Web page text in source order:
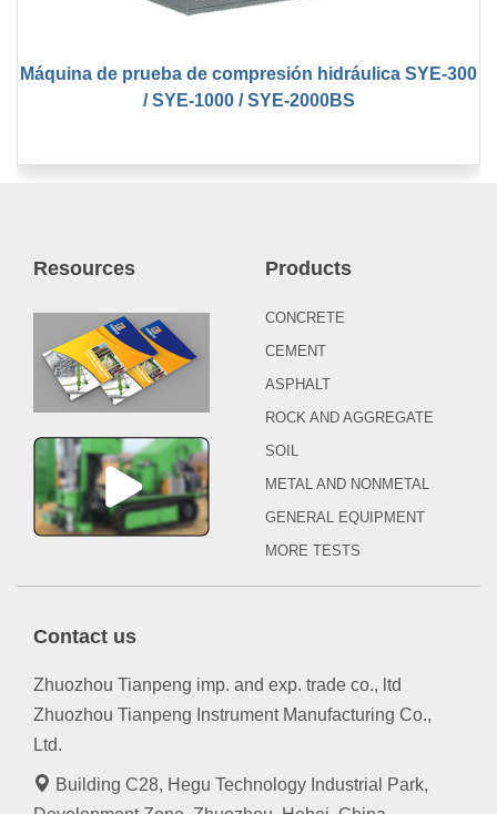
Máquina de prueba de compresión hidráulica SYE-300
/ SYE-1000 / SYE-2000BS
Resources Products
CONCRETE
CEMENT
ASPHALT
ROCK AND AGGREGATE
SOIL
METAL AND NONMETAL
GENERAL EQUIPMENT
MORE TESTS
Contact us
Zhuozhou Tianpeng imp. and exp. trade co., ltd
Zhuozhou Tianpeng Instrument Manufacturing Co.,
Ltd.
Building C28, Hegu Technology Industrial Park,